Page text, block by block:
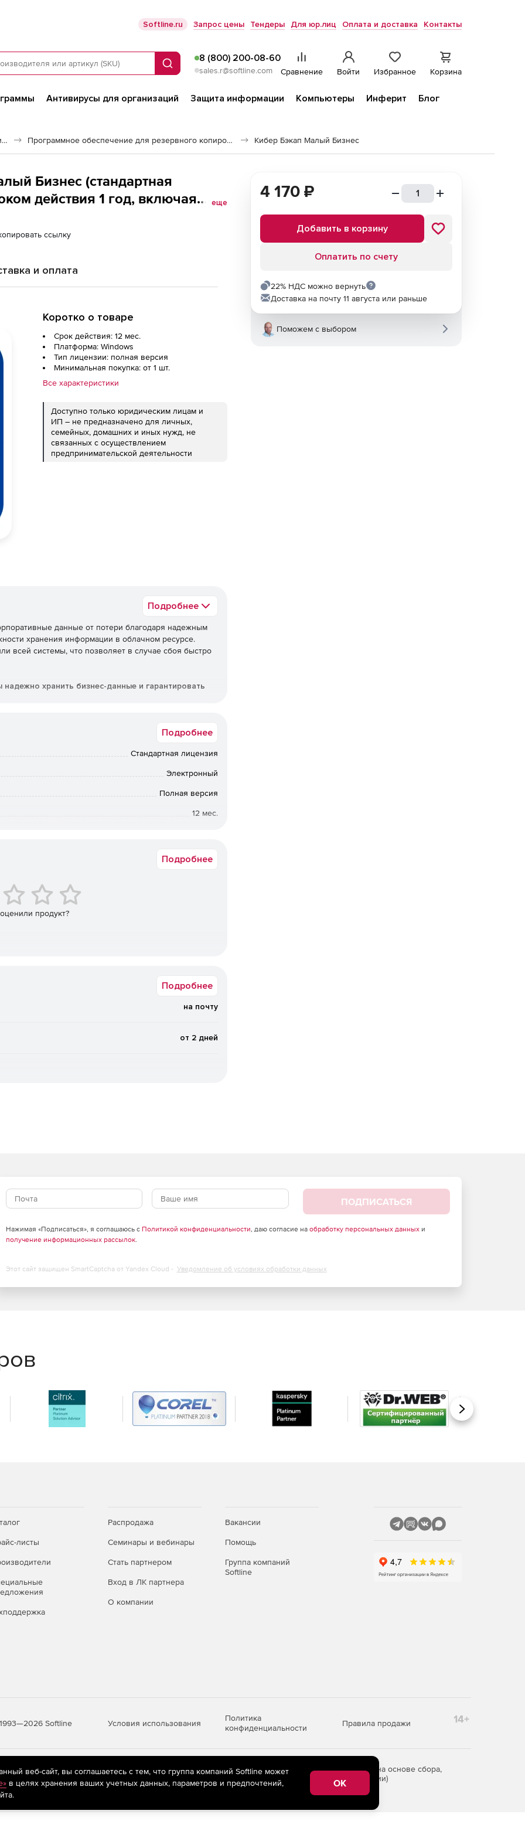
Softline.ru Запрос цены Тендеры Для юр.лиц Оплата и доставка Контакты
Поиск
8 (800) 200-08-60
sales.r@softline.com Сравнение Войти Избранное Корзина
Антивирусы для организаций Защита информации Компьютеры Инферит
Блог
Программное обеспечение для работы с файлами и дисками Программное обеспечение для резервного копирования Кибер Бэкап Малый Бизнес
Бизнес (стандартная
действия 1 год, включая
еще
ссылку
и оплата
Коротко о товаре
Срок действия: 12 мес.
Платформа: Windows
Тип лицензии: полная версия
Минимальная покупка: от 1 шт.
Все характеристики
Доступно только юридическим лицам и
ИП – не предназначено для личных,
семейных, домашних и иных нужд, не
связанных с осуществлением
предпринимательской деятельности
Подробнее
данные от потери благодаря надежным
хранения информации в облачном ресурсе.
всей системы, что позволяет в случае сбоя быстро
хранить бизнес-данные и гарантировать
процесса сохранения данных.
настройки, или выборочно по файлам.
через интернет.
диска
не прибегая к созданию загрузочных дисков. Этот
другой накопитель.
файлов свободно без риска повреждения. После
к исходному варианту файла или состояния
Подробнее
Стандартная лицензия
Электронный
Полная версия
12 мес.
Подробнее
продукт?
Подробнее
на почту
от 2 дней
4 170 ₽
Добавить в корзину
Оплатить по счету
22% НДС можно вернуть
Доставка на почту 11 августа или раньше
Поможем с выбором
ПОДПИСАТЬСЯ
Нажимая «Подписаться», я соглашаюсь с Политикой конфиденциальности, даю согласие на обработку персональных данныхи
получение информационных рассылок.
Этот сайт защищен SmartCaptcha от Yandex Cloud - Уведомление об условиях обработки данных
Вперед
листы
Распродажа
Семинары и вебинары
Стать партнером
Вход в ЛК партнера
О компании
Вакансии
Помощь
Группа компаний
Softline
Softline Условия использования
Политика
конфиденциальности
Правила продажи 14+
рекомендательные технологии(информационные технологии предоставления информации на основе сбора,
пользователей сети «Интернет», находящихся на территории Российской Федерации)
веб-сайт, вы соглашаетесь с тем, что группа компаний Softline может
в целях хранения ваших учетных данных, параметров и предпочтений,
OK